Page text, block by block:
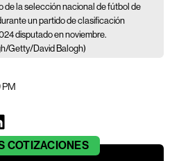
de la selección nacional de fútbol de
un partido de clasificación
disputado en noviembre.
Getty/David Balogh)
PM
COTIZACIONES